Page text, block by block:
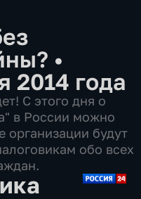
•
2014 года
С этого дня о
в России можно
организации будут
обо всех